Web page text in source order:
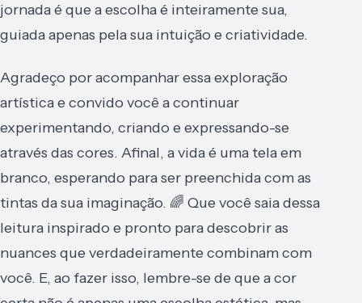
jornada é que a escolha é inteiramente sua,
guiada apenas pela sua intuição e criatividade.
Agradeço por acompanhar essa exploração
artística e convido você a continuar
experimentando, criando e expressando-se
através das cores. Afinal, a vida é uma tela em
branco, esperando para ser preenchida com as
tintas da sua imaginação. 🌈 Que você saia dessa
leitura inspirado e pronto para descobrir as
nuances que verdadeiramente combinam com
você. E, ao fazer isso, lembre-se de que a cor